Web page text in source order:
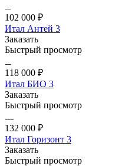
102 000 ₽
Итал Антей 3
Заказать
Быстрый просмотр
118 000 ₽
Итал БИО 3
Заказать
Быстрый просмотр
132 000 ₽
Итал Горизонт 3
Заказать
Быстрый просмотр